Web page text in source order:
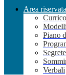
Area riservata
Modelli
Piano
Verbali